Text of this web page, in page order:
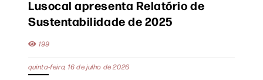
Lusocal apresenta Relatório de
Sustentabilidade de 2025
199
quinta-feira, 16 de julho de 2026